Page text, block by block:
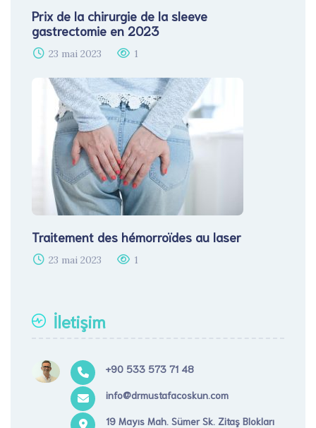
Prix de la chirurgie de la sleeve
gastrectomie en 2023​
23 mai 2023 1
Traitement des hémorroïdes au laser​
23 mai 2023 1
İletişim
+90 533 573 71 48
info@drmustafacoskun.com
19 Mayıs Mah. Sümer Sk. Zitaş Blokları